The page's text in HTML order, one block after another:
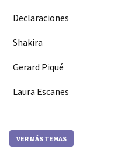
Declaraciones
Shakira
Gerard Piqué
Laura Escanes
VER MÁS TEMAS